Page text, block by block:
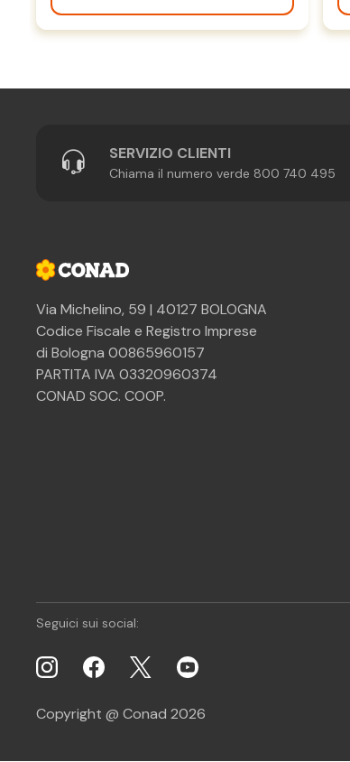
SERVIZIO CLIENTI
Chiama il numero verde 800 740 495
Via Michelino, 59 | 40127 BOLOGNA
Codice Fiscale e Registro Imprese
di Bologna 00865960157
PARTITA IVA 03320960374
CONAD SOC. COOP.
Seguici sui social:
Copyright @ Conad 2026